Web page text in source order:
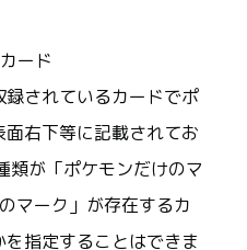
ード
されているカードでポ
右下等に記載されてお
類が「ポケモンだけのマ
マーク」が存在するカ
指定することはできま